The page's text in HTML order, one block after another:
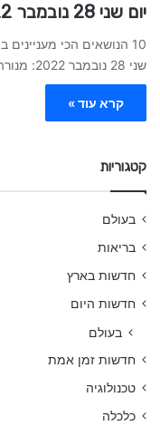
יום שני 28 נובמבר 2022 עדכון פיננסי
10 הנושאים הכי
שני 28 נובמבר 2022: מנורה מבטחים התגברה על המגמה השלילית…
קרא עוד »
קטגוריות
בעולם
בריאות
חדשות בארץ
חדשות היום
בעולם
חדשות זמן אמת
טכנולוגיה
כלכלה